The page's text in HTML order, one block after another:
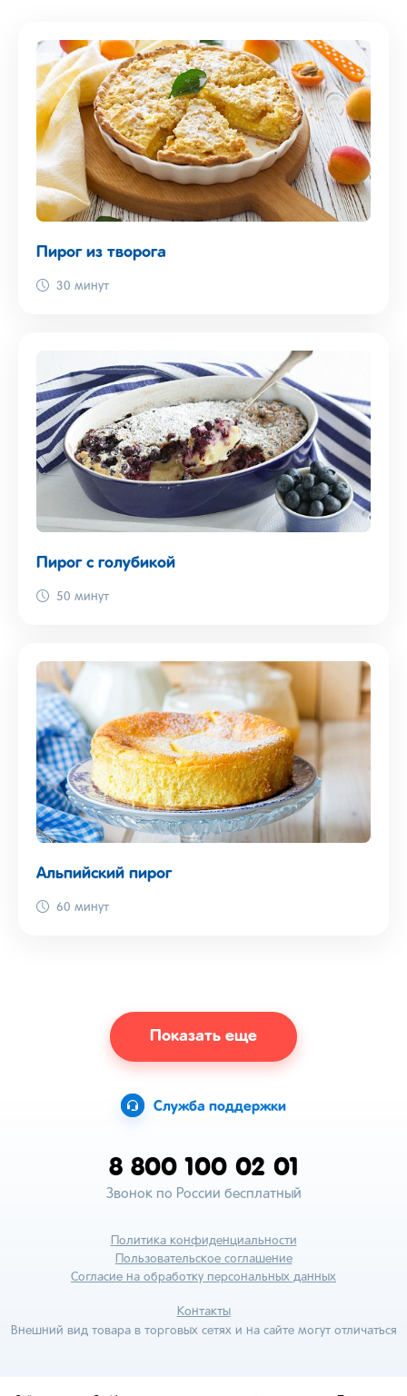
Пирог из творога
30 минут
Пирог с голубикой
50 минут
Альпийский пирог
60 минут
Показать еще
Служба поддержки
8 800 100 02 01
Звонок по России бесплатный
Политика конфиденциальности
Пользовательское соглашение
Согласие на обработку персональных данных
Контакты
Внешний вид товара в торговых сетях и на сайте могут отличаться